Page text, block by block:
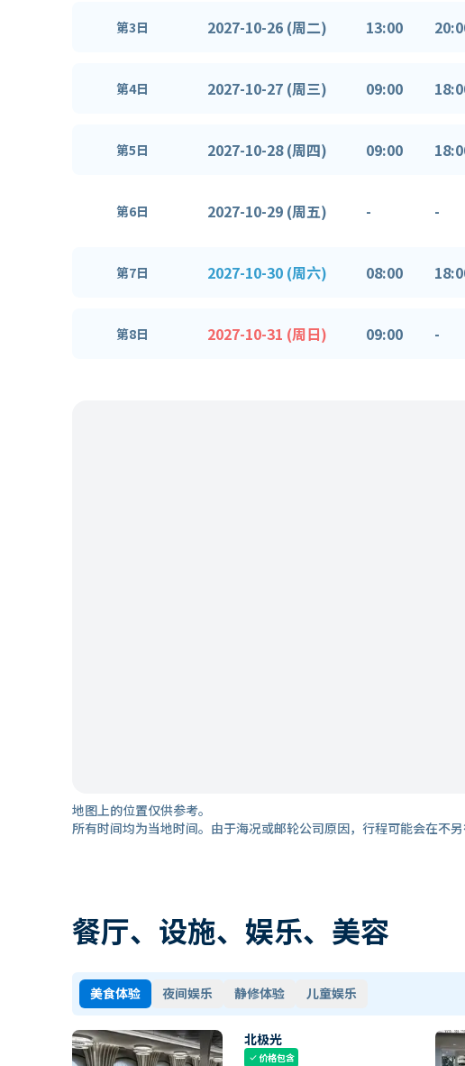
第3日 2027-10-26 (周二) 13:00
第4日 2027-10-27 (周三) 09:00
第5日 2027-10-28 (周四) 09:00
第6日 2027-10-29 (周五) - -
第7日 2027-10-30 (周六) 08:00
第8日 2027-10-31 (周日) 09:00 -
地图上的位置仅供参考。
所有时间均为当地时间。由于海况或邮轮公司原因，行程可能会在不另
餐厅、设施、娱乐、美容
美食体验 夜间娱乐 静修体验 儿童娱乐
北极光
check价格包含